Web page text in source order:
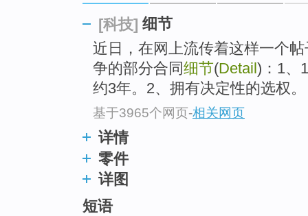
[科技] 细节
近日，在网上流传着这样一个
争的部分合同细节(Detail )：1、
约3年。2、拥有决定性的选权。
基于3965个网页-相关网页
详情
零件
详图
短语